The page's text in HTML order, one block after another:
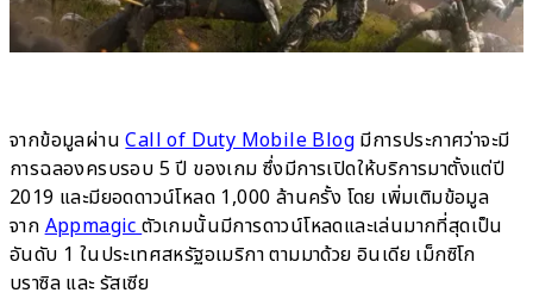
จากข้อมูลผ่านCall of Duty Mobile Blog มีการประกาศว่าจะมี
การฉลองครบรอบ 5 ปี ของเกม ซึ่งมีการเปิดให้บริการมาตั้งแต่ปี
2019 และมียอดดาวน์โหลด 1,000 ล้านครั้ง โดย เพิ่มเติมข้อมูล
จาก Appmagicตัวเกมนั้นมีการดาวน์โหลดและเล่นมากที่สุดเป็น
อันดับ 1 ในประเทศสหรัฐอเมริกา ตามมาด้วย อินเดีย เม็กซิโก
บราซิล และ รัสเซีย